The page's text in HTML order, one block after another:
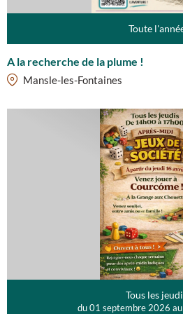
Toute
A la recherche de la plume !
Mansle-les-Fontaines
Tous les
du 01 septembre 2026